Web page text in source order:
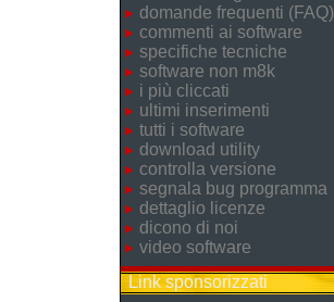
domande frequenti (FAQ)
commenti ai software
specifiche tecniche
software non m8k
i più cliccati
ultimi inserimenti
tutti i software
download utility
controlla versione
segnala bug programma
dettaglio licenze
dicono di noi
video software
Link sponsorizzati